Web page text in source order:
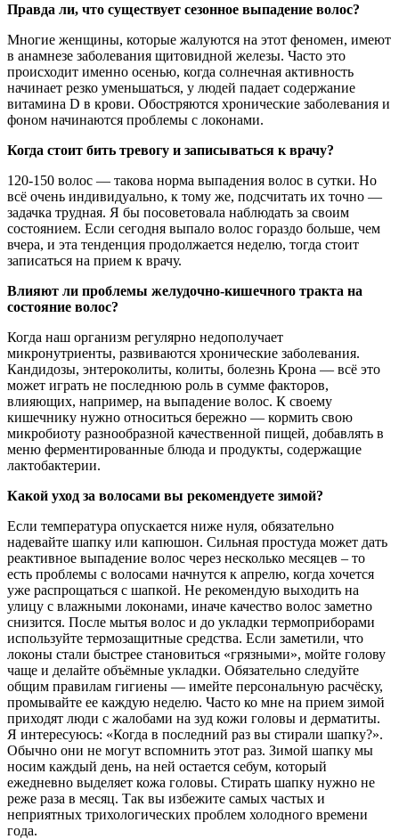
Правда ли, что существует сезонное выпадение волос?
Многие женщины, которые жалуются на этот феномен, имеют
в анамнезе заболевания щитовидной железы. Часто это
происходит именно осенью, когда солнечная активность
начинает резко уменьшаться, у людей падает содержание
витамина D в крови. Обостряются хронические заболевания и
фоном начинаются проблемы с локонами.
Когда стоит бить тревогу и записываться к врачу?
120-150 волос — такова норма выпадения волос в сутки. Но
всё очень индивидуально, к тому же, подсчитать их точно —
задачка трудная. Я бы посоветовала наблюдать за своим
состоянием. Если сегодня выпало волос гораздо больше, чем
вчера, и эта тенденция продолжается неделю, тогда стоит
записаться на прием к врачу.
Влияют ли проблемы желудочно-кишечного тракта на
состояние волос?
Когда наш организм регулярно недополучает
микронутриенты, развиваются хронические заболевания.
Кандидозы, энтероколиты, колиты, болезнь Крона — всё это
может играть не последнюю роль в сумме факторов,
влияющих, например, на выпадение волос. К своему
кишечнику нужно относиться бережно — кормить свою
микробиоту разнообразной качественной пищей, добавлять в
меню ферментированные блюда и продукты, содержащие
лактобактерии.
Какой уход за волосами вы рекомендуете зимой?
Если температура опускается ниже нуля, обязательно
надевайте шапку или капюшон. Сильная простуда может дать
реактивное выпадение волос через несколько месяцев – то
есть проблемы с волосами начнутся к апрелю, когда хочется
уже распрощаться с шапкой. Не рекомендую выходить на
улицу с влажными локонами, иначе качество волос заметно
снизится. После мытья волос и до укладки термоприборами
используйте термозащитные средства. Если заметили, что
локоны стали быстрее становиться «грязными», мойте голову
чаще и делайте объёмные укладки. Обязательно следуйте
общим правилам гигиены — имейте персональную расчёску,
промывайте ее каждую неделю. Часто ко мне на прием зимой
приходят люди с жалобами на зуд кожи головы и дерматиты.
Я интересуюсь: «Когда в последний раз вы стирали шапку?».
Обычно они не могут вспомнить этот раз. Зимой шапку мы
носим каждый день, на ней остается себум, который
ежедневно выделяет кожа головы. Стирать шапку нужно не
реже раза в месяц. Так вы избежите самых частых и
неприятных трихологических проблем холодного времени
года.